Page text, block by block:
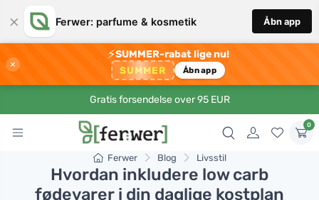
× Ferwer: parfume & kosmetik Åbn app
×
⚡SUMMER-rabat lige nu!
SUMMER Åbn app
Gratis forsendelse over 95 EUR
0
Ferwer Blog Livsstil
Hvordan inkludere low carb
fødevarer i din daglige kostplan